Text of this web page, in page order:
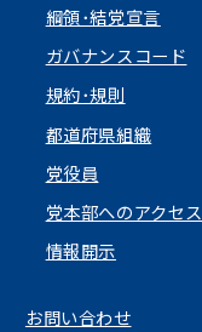
綱領･結党宣言
ガバナンスコード
規約･規則
都道府県組織
党役員
党本部へのアクセス
情報開示
お問い合わせ